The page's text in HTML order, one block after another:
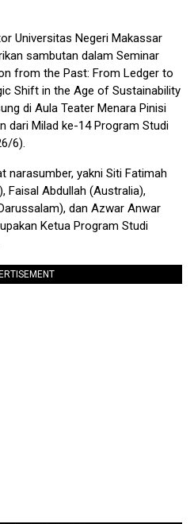
Universitas Negeri Makassar
sambutan dalam Seminar
from the Past: From Ledger to
Shift in the Age of Sustainability
di Aula Teater Menara Pinisi
dari Milad ke-14 Program Studi
6).
narasumber, yakni Siti Fatimah
Faisal Abdullah (Australia),
dan Azwar Anwar
Ketua Program Studi